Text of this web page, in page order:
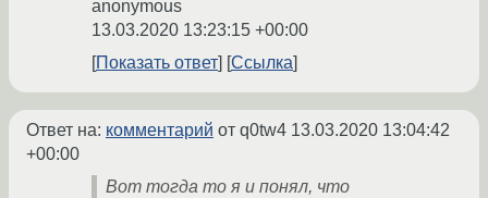
anonymous
13.03.2020 13:23:15 +00:00
Показать ответ
Ссылка
Ответ на: комментарий от q0tw4 13.03.2020 13:04:42
+00:00
Вот тогда то я и понял, что